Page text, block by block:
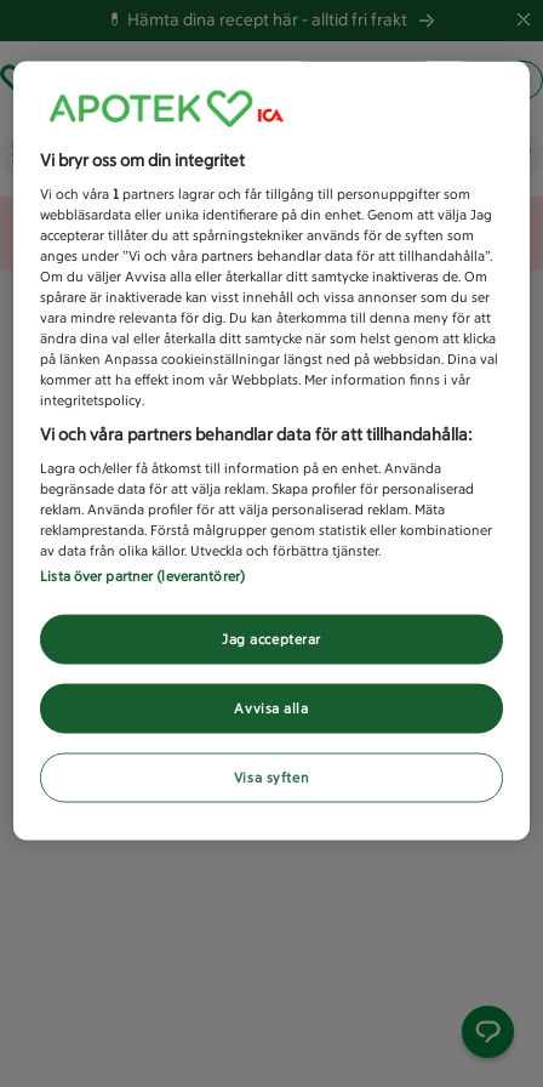
💊 Hämta dina recept här -alltid fri frakt
Vad letar du efter idag?
Unknown error
Vi bryr oss om din integritet
Vi och våra1 partners lagrar och får tillgång till personuppgifter som
webbläsardata eller unika identifierare på din enhet. Genom att välja Jag
accepterar tillåter du att spårningstekniker används för de syften som
anges under ”Vi och våra partners behandlar data för att tillhandahålla”.
Om du väljer Avvisa alla eller återkallar ditt samtycke inaktiveras de. Om
spårare är inaktiverade kan visst innehåll och vissa annonser som du ser
vara mindre relevanta för dig. Du kan återkomma till denna meny för att
ändra dina val eller återkalla ditt samtycke när som helst genom att klicka
på länken Anpassa cookieinställningar längst ned på webbsidan. Dina val
kommer att ha effekt inom vår Webbplats. Mer information finns i vår
integritetspolicy.
Vi och våra partners behandlar data för att tillhandahålla:
Lagra och/eller få åtkomst till information på en enhet. Använda
begränsade data för att välja reklam. Skapa profiler för personaliserad
reklam. Använda profiler för att välja personaliserad reklam. Mäta
reklamprestanda. Förstå målgrupper genom statistik eller kombinationer
av data från olika källor. Utveckla och förbättra tjänster.
Lista över partner (leverantörer)
Avvisa alla
Jag accepterar
Visa syften